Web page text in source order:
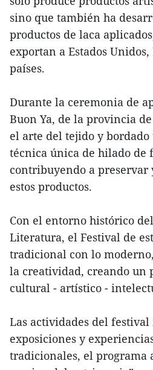
sino que también ha
productos de laca
exportan a Estados
países.
Durante la ceremonia de
Buon Ya, de la provincia
el arte del tejido y
técnica única de hilado de
contribuyendo a
estos productos.
Con el entorno histórico
Literatura, el Festival de
tradicional con lo
la creatividad, creando un
cultural - artístico -
Las actividades del
exposiciones y
tradicionales, el programa